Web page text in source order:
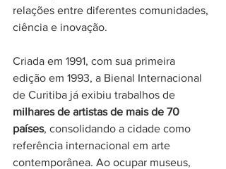
relações entre diferentes comunidades,
ciência e inovação.
Criada em 1991, com sua primeira
edição em 1993, a Bienal Internacional
de Curitiba já exibiu trabalhos de
milhares de artistas de mais de 70
países, consolidando a cidade como
referência internacional em arte
contemporânea. Ao ocupar museus,